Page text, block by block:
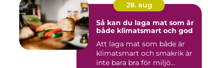
28. aug
Så kan du laga mat som är
både klimatsmart och god
Att laga mat som både är
klimatsmart och smakrik är
inte bara bra för miljö...